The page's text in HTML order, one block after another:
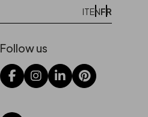
ITENFR
Follow us